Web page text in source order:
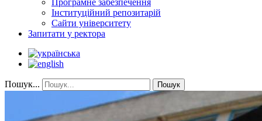
Інституційний репозитарій
Сайти університету
Запитати у ректора
Пошук... Пошук